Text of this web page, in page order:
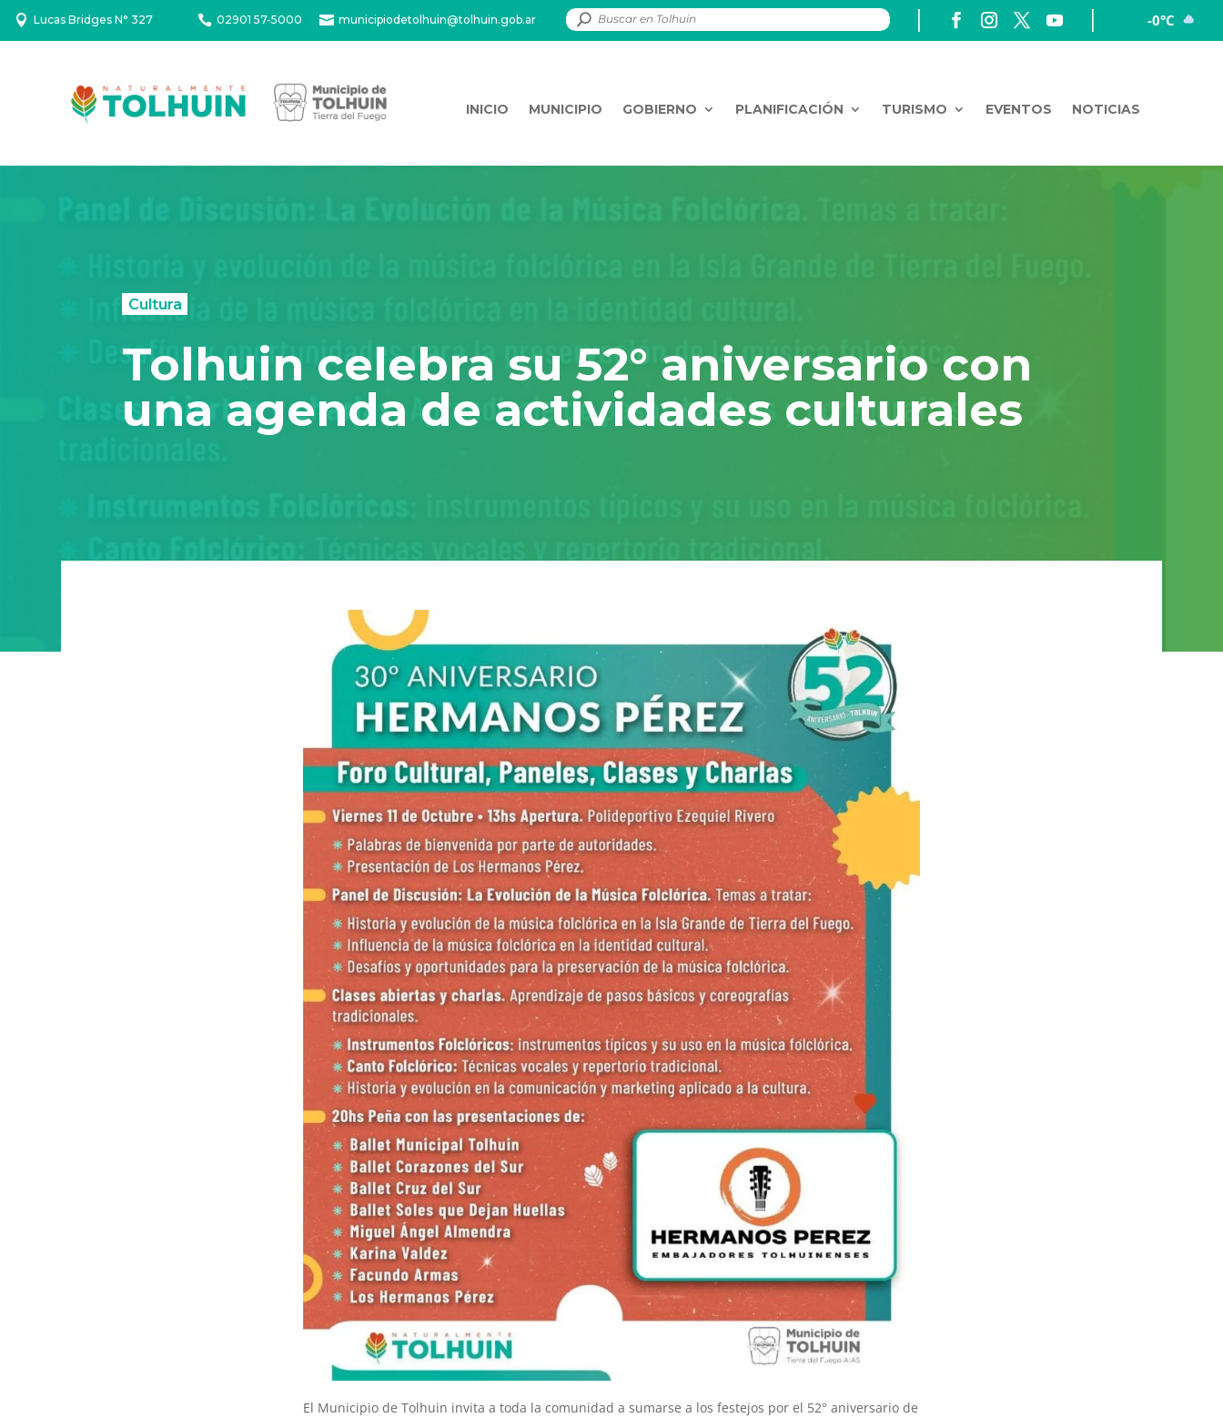
 Lucas Bridges N° 327  02901 57-5000  municipiodetolhuin@tolhuin.gob.ar -0°C
INICIO MUNICIPIO GOBIERNO PLANIFICACIÓN TURISMO EVENTOS NOTICIAS
Cultura
Tolhuin celebra su 52° aniversario con
una agenda de actividades culturales
El Municipio de Tolhuin invita a toda la comunidad a sumarse a los festejos por el 52° aniversario de